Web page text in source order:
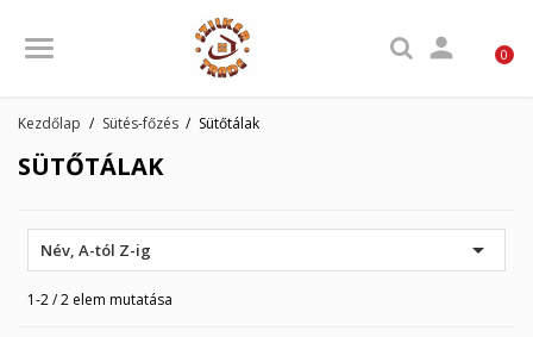
 0
Kezdőlap Sütés-főzés Sütőtálak
SÜTŐTÁLAK
Név, A-tól Z-ig 
1-2 / 2 elem mutatása